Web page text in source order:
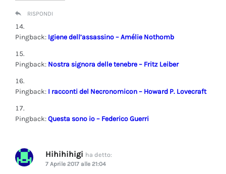
RISPONDI
Pingback: Igiene dell’assassino – Amélie Nothomb
Pingback: Nostra signora delle tenebre – Fritz Leiber
Pingback: I racconti del Necronomicon – Howard P. Lovecraft
Pingback:Questa sono io – Federico Guerri
Hihihihigi ha detto:
7 Aprile 2017 alle 21:04